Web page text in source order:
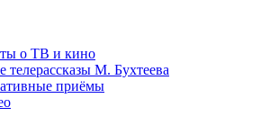
о ТВ и кино
М. Бухтеева
приёмы